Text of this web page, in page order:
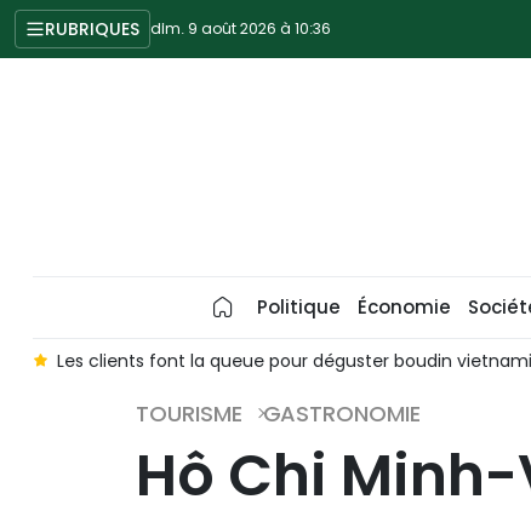
RUBRIQUES dim. 9 août 2026 à 10:36
Politique Économie
Les clients font la queue pour déguster boudin
TOURISME GASTRONOMIE
Hô Chi